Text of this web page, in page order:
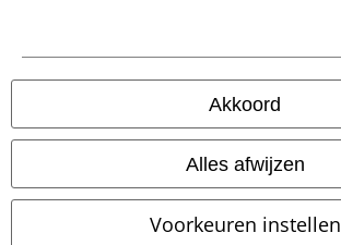
Akkoord
Alles afwijzen
Voorkeuren instellen
© 1986-2026 Large Popmerchandising BV